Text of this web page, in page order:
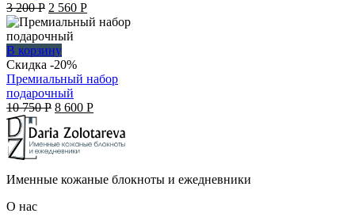
3 200Р Original
price
was:
3
200 руб..
2 560 РCurrent
price
В корзину
Скидка -20%
Премиальный набор
подарочный
10 750Р Original
was:
10
8 600 РCurrent
is:
8
Именные кожаные блокноты и ежедневники
О нас